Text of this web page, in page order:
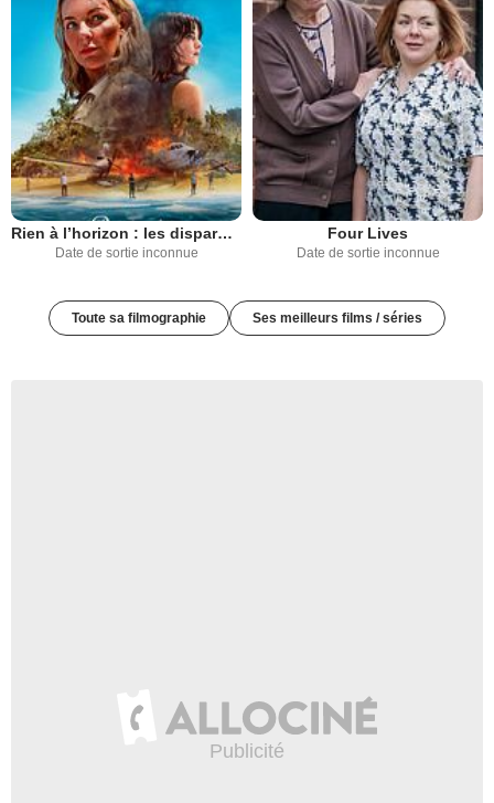
Rien à l’horizon : les disparus du vol 281
Date de sortie inconnue
Four Lives
Date de sortie inconnue
Toute sa filmographie Ses meilleurs films / séries